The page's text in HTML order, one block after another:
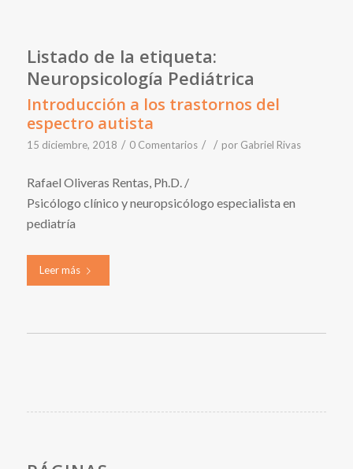
Listado de la etiqueta:
Neuropsicología Pediátrica
Introducción a los trastornos del
espectro autista
15 diciembre, 2018 / 0 Comentarios / / por Gabriel Rivas
Rafael Oliveras Rentas, Ph.D. /
Psicólogo clínico y neuropsicólogo especialista en
pediatría
Leer más